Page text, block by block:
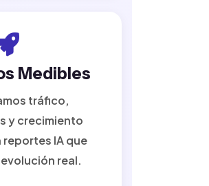
Medibles
tráfico,
y crecimiento
IA que
real.